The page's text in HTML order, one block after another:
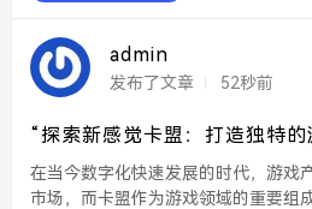
admin
发布了文章 52秒前
“探索新感觉卡盟：打造独特
在当今数字化快速发展的时代，游戏
市场，而卡盟作为游戏领域的重要组